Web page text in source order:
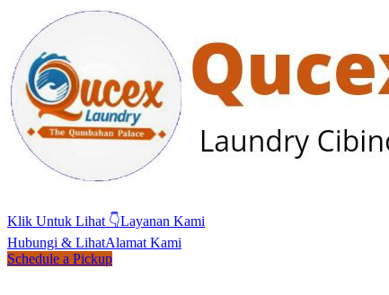
Klik Untuk Lihat 👇Layanan Kami
Hubungi & LihatAlamat Kami
Schedule a Pickup